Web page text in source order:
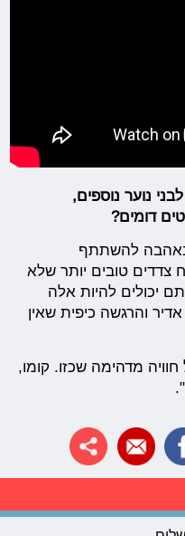
נוער נוספים,
דומים?
להשתתף
צדדים טובים יותר שלא
יכולים להיות אלה
והרגשה כיפית שאין
מדהימה שכזו. קומו,